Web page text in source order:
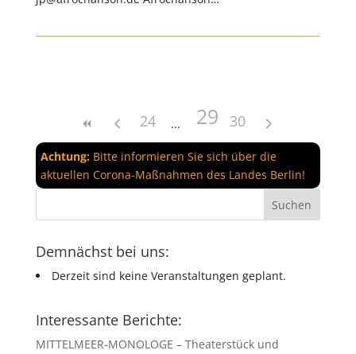
24 29 30
Achtung:Bitte informieren Sie sich über die
aktuellen Corona-Maßnahmen des Landes Berlin!
Demnächst bei uns:
Derzeit sind keine Veranstaltungen geplant.
Interessante Berichte:
MITTELMEER-MONOLOGE – Theaterstück und